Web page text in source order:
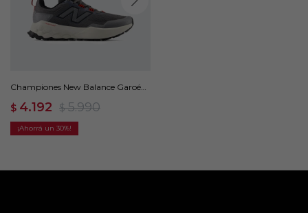
Championes New Balance Garoé
$ 4.192 $ 5.990
30